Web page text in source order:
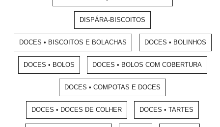
DISPÁRA-BISCOITOS
DOCES • BISCOITOS E BOLACHAS DOCES • BOLINHOS
DOCES • BOLOS DOCES • BOLOS COM COBERTURA
DOCES • COMPOTAS E DOCES
DOCES • DOCES DE COLHER DOCES • TARTES